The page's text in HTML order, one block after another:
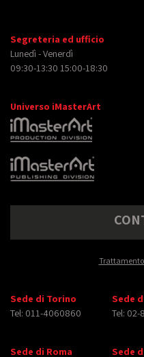
Segreteria ed ufficio
Lunedì - Venerdì
09:30-13:30 15:00-18:30
Universo iMasterArt
Sede di Torino
Tel: 011-4060860
Sede
Tel:
Sede di Roma Sede